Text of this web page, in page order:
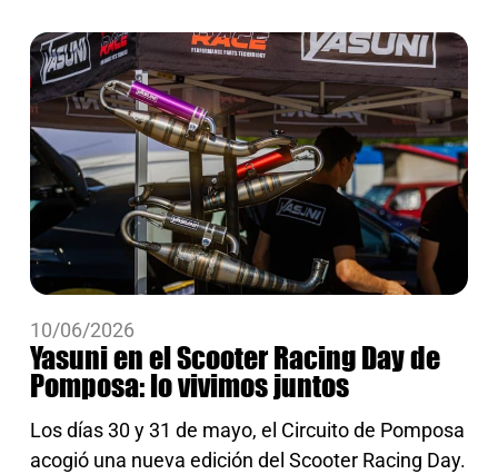
Yasuni en el Scooter Racing Day de
Pomposa: lo vivimos juntos
10/06/2026
Los días 30 y 31 de mayo, el Circuito de Pomposa
acogió una nueva edición del Scooter Racing Day.